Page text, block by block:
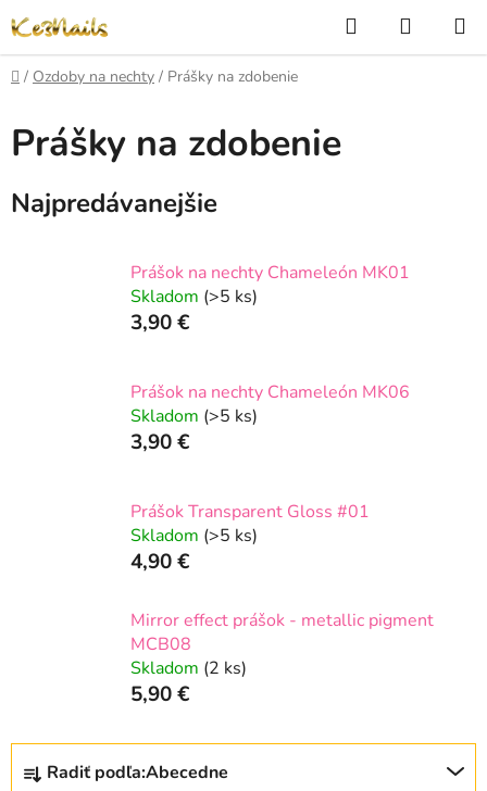
na
obsah
Hľadať
KOŠÍK
Domov
/ Ozdoby na nechty / Prášky na zdobenie
Prášky na zdobenie
Najpredávanejšie
Prášok na nechty Chameleón MK01
Skladom (>5 ks)
3,90 €
Prášok na nechty Chameleón MK06
Skladom (>5 ks)
3,90 €
Prášok Transparent Gloss #01
Skladom (>5 ks)
4,90 €
Mirror effect prášok - metallic pigment
MCB08
Skladom (2 ks)
5,90 €
R
Radiť podľa:Abecedne